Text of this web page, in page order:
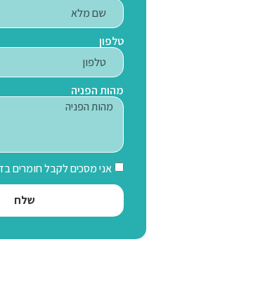
טלפון
מהות הפניה
אני מסכים לקבל חומרים
שלח